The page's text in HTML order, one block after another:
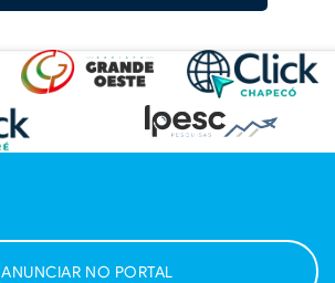
ANUNCIAR NO PORTAL